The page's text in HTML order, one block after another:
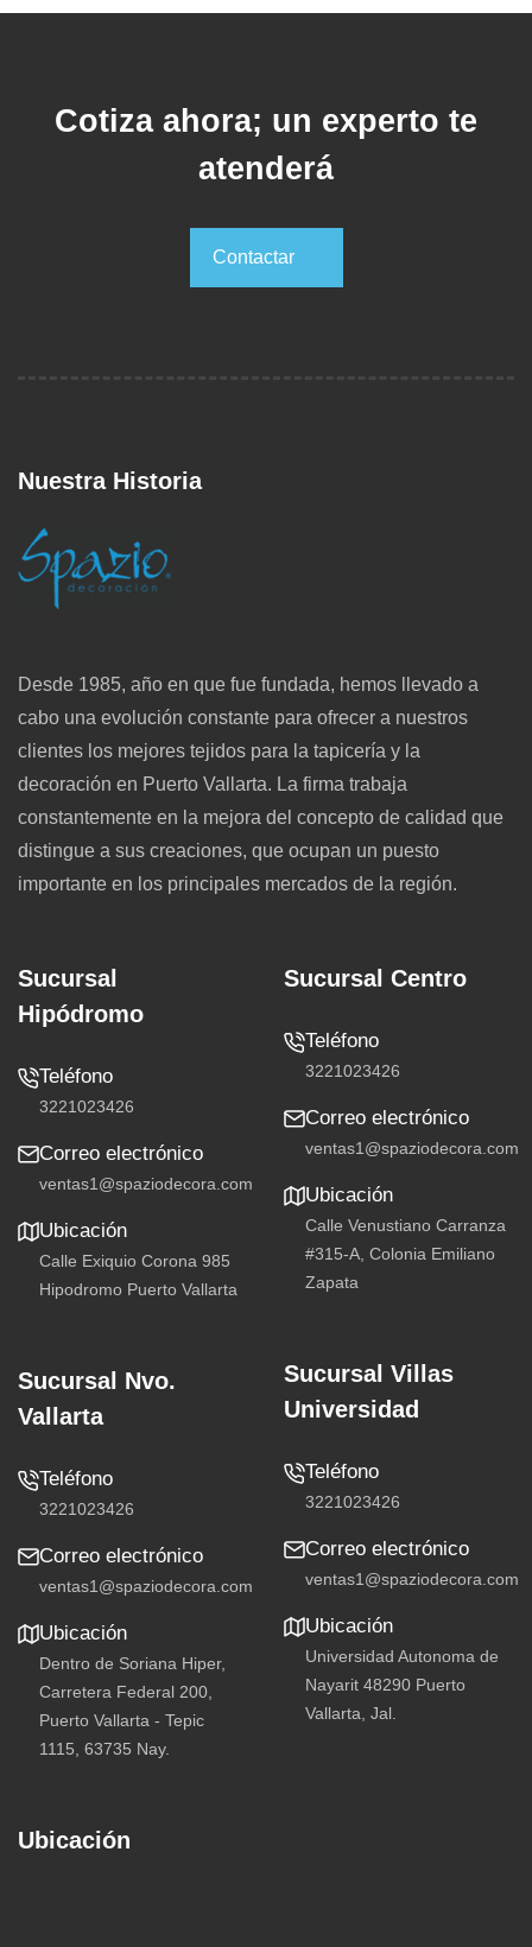
Cotiza ahora; un experto te
atenderá
Contactar
Contactar
Nuestra Historia
Desde 1985, año en que fue fundada, hemos llevado a
cabo una evolución constante para ofrecer a nuestros
clientes los mejores tejidos para la tapicería y la
decoración en Puerto Vallarta. La firma trabaja
constantemente en la mejora del concepto de calidad que
distingue a sus creaciones, que ocupan un puesto
importante en los principales mercados de la región.
Sucursal
Hipódromo
Teléfono
3221023426
Correo electrónico
ventas1@spaziodecora.com
Ubicación
Calle Exiquio Corona 985
Hipodromo Puerto Vallarta
Sucursal Nvo.
Vallarta
Teléfono
3221023426
Correo electrónico
ventas1@spaziodecora.com
Ubicación
Dentro de Soriana Hiper,
Carretera Federal 200,
Puerto Vallarta - Tepic
1115, 63735 Nay.
Sucursal Centro
Teléfono
3221023426
Correo electrónico
ventas1@spaziodecora.com
Ubicación
Calle Venustiano Carranza
#315-A, Colonia Emiliano
Zapata
Sucursal Villas
Universidad
Teléfono
3221023426
Correo electrónico
ventas1@spaziodecora.com
Ubicación
Universidad Autonoma de
Nayarit 48290 Puerto
Vallarta, Jal.
Ubicación